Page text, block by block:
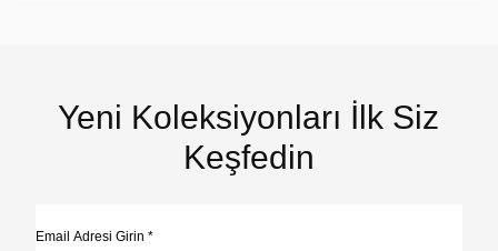
Yeni Koleksiyonları İlk Siz
Keşfedin